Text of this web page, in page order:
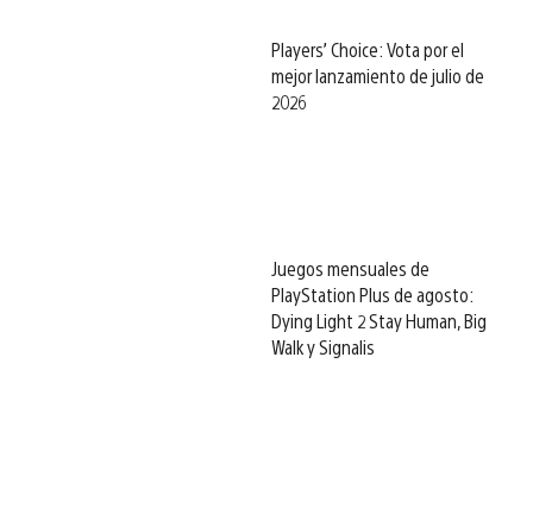
Players’ Choice: Vota por el
mejor lanzamiento de julio de
2026
Juegos mensuales de
PlayStation Plus de agosto:
Dying Light 2 Stay Human, Big
Walk y Signalis